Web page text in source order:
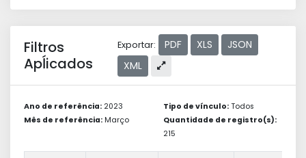
Filtros
Apĺicados
Exportar: PDF XLS
JSON
XML
Ano de referência: 2023
Mês de referência: Março
Tipo de vínculo: Todos
Quantidade de registro(s):
215